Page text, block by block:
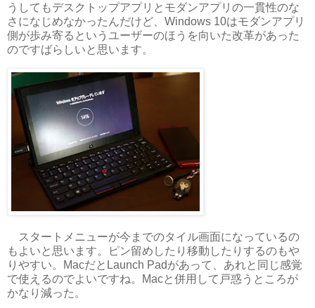
うしてもデスクトップアプリとモダンアプリの一貫性のな
さになじめなかったんだけど、Windows 10はモダンアプリ
側が歩み寄るというユーザーのほうを向いた改革があった
のですばらしいと思います。
スタートメニューが今までのタイル画面になっているの
もよいと思います。ピン留めしたり移動したりするのもや
りやすい。MacだとLaunch Padがあって、あれと同じ感覚
で使えるのでよいですね。Macと併用して戸惑うところが
かなり減った。